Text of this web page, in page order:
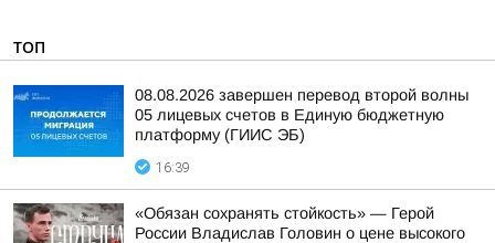
ТОП
08.08.2026 завершен перевод второй волны
05 лицевых счетов в Единую бюджетную
платформу (ГИИС ЭБ)
16:39
«Обязан сохранять стойкость» — Герой
России Владислав Головин о цене высокого